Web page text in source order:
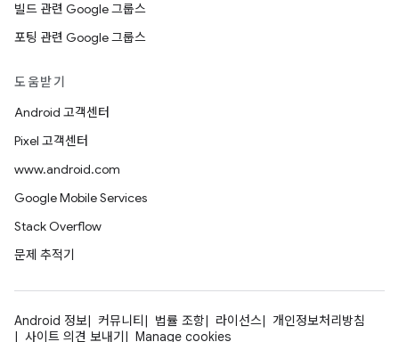
빌드 관련 Google 그룹스
포팅 관련 Google 그룹스
도움받기
Android 고객센터
Pixel 고객센터
www.android.com
Google Mobile Services
Stack Overflow
문제 추적기
Android 정보 커뮤니티 법률 조항 라이선스
개인정보처리방침
사이트 의견 보내기
Manage cookies